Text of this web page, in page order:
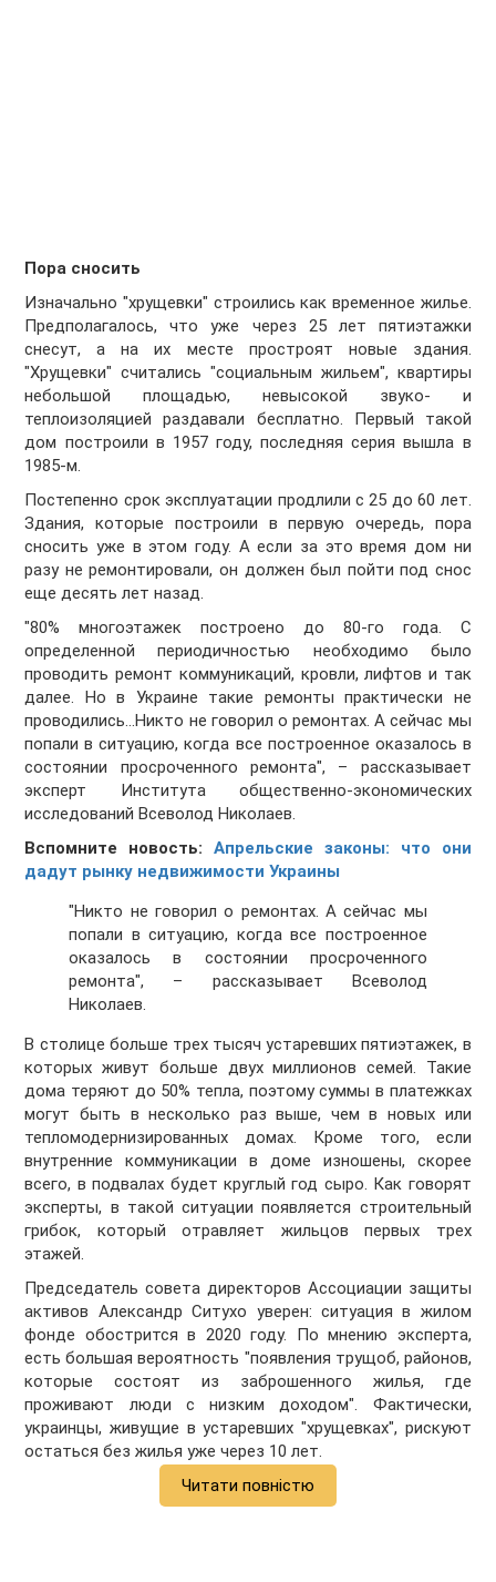
Пора сносить
Изначально "хрущевки" строились как временное жилье.
Предполагалось, что уже через 25 лет пятиэтажки
снесут, а на их месте простроят новые здания.
"Хрущевки" считались "социальным жильем", квартиры
небольшой площадью, невысокой звуко- и
теплоизоляцией раздавали бесплатно. Первый такой
дом построили в 1957 году, последняя серия вышла в
1985-м.
Постепенно срок эксплуатации продлили с 25 до 60 лет.
Здания, которые построили в первую очередь, пора
сносить уже в этом году. А если за это время дом ни
разу не ремонтировали, он должен был пойти под снос
еще десять лет назад.
"80% многоэтажек построено до 80-го года. С
определенной периодичностью необходимо было
проводить ремонт коммуникаций, кровли, лифтов и так
далее. Но в Украине такие ремонты практически не
проводились…Никто не говорил о ремонтах. А сейчас мы
попали в ситуацию, когда все построенное оказалось в
состоянии просроченного ремонта", – рассказывает
эксперт Института общественно-экономических
исследований Всеволод Николаев.
Вспомните новость:Апрельские законы: что они
дадут рынку недвижимости Украины
"Никто не говорил о ремонтах. А сейчас мы
попали в ситуацию, когда все построенное
оказалось в состоянии просроченного
ремонта", – рассказывает Всеволод
Николаев.
В столице больше трех тысяч устаревших пятиэтажек, в
которых живут больше двух миллионов семей. Такие
дома теряют до 50% тепла, поэтому суммы в платежках
могут быть в несколько раз выше, чем в новых или
тепломодернизированных домах. Кроме того, если
внутренние коммуникации в доме изношены, скорее
всего, в подвалах будет круглый год сыро. Как говорят
эксперты, в такой ситуации появляется строительный
грибок, который отравляет жильцов первых трех
этажей.
Председатель совета директоров Ассоциации защиты
активов Александр Ситухо уверен: ситуация в жилом
фонде обострится в 2020 году. По мнению эксперта,
есть большая вероятность "появления трущоб, районов,
которые состоят из заброшенного жилья, где
проживают люди с низким доходом". Фактически,
украинцы, живущие в устаревших "хрущевках", рискуют
остаться без жилья уже через 10 лет.
Читати повністю